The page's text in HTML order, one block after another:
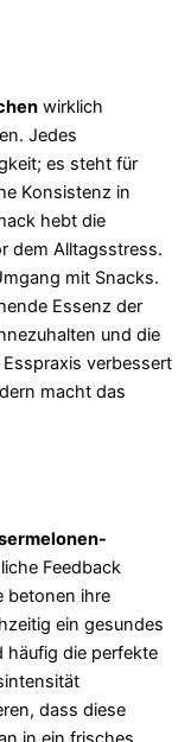
wirklich
Jedes
es steht für
Konsistenz in
hebt die
dem Alltagsstress.
mit Snacks.
Essenz der
und die
verbessert
macht das
Feedback
betonen ihre
ein gesundes
häufig die perfekte
dass diese